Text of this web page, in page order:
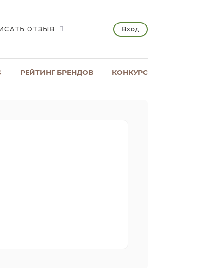
ОТЗЫВ Вход
РЕЙТИНГ БРЕНДОВ КОНКУРС